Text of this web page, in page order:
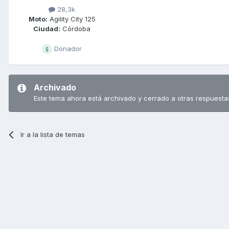
28,3k
Moto: Agility City 125
Ciudad: Córdoba
Donador
Archivado
Este tema ahora está archivado y cerrado a otras
Ir a la lista de temas